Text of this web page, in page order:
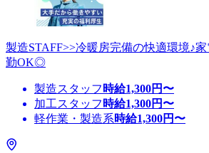
製造STAFF>>冷暖房完備の快適環境♪
勤OK◎
製造スタッフ 時給1,300円〜
加工スタッフ 時給1,300円〜
軽作業・製造系時給1,300円〜